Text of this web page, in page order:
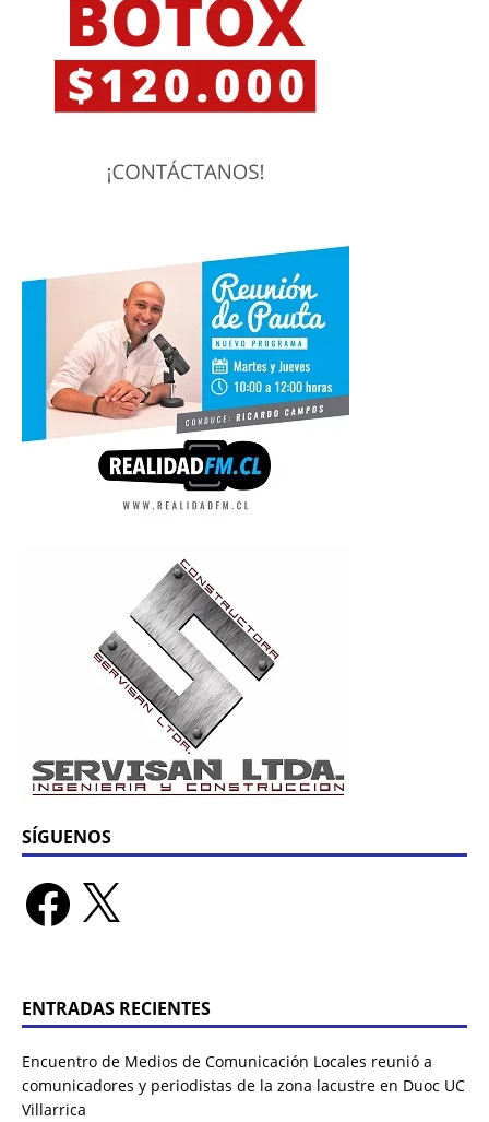
SÍGUENOS
ENTRADAS RECIENTES
Encuentro de Medios de Comunicación Locales reunió a
comunicadores y periodistas de la zona lacustre en Duoc UC
Villarrica